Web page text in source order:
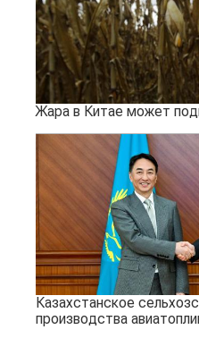
Жара в Китае может
Казахстанское
производства